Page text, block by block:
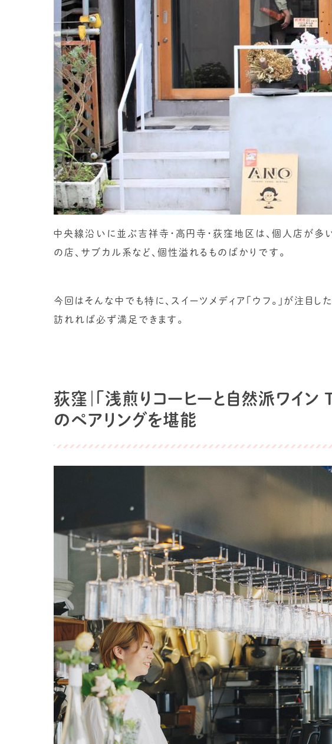
中央線沿いに並ぶ吉祥寺・高円寺・荻窪地区は、個人店が多
の店、サブカル系など、個性溢れるものばかりです。
今回はそんな中でも特に、スイーツメディア「ウフ。」が注目
訪れれば必ず満足できます。
荻窪｜「浅煎りコーヒーと自然派ワイン
のペアリングを堪能